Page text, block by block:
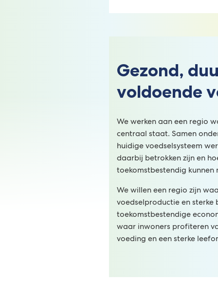
Gezond,
voldoende
We werken aan een regio
centraal staat. Samen
huidige voedselsysteem
daarbij betrokken zijn en
toekomstbestendig kunnen
We willen een regio zijn
voedselproductie en sterke
toekomstbestendige
waar inwoners profiteren
voeding en een sterke